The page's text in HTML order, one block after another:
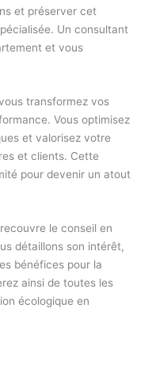
et préserver cet
Un consultant
et vous
transformez vos
Vous optimisez
et valorisez votre
et clients. Cette
pour devenir un atout
le conseil en
détaillons son intérêt,
bénéfices pour la
ainsi de toutes les
écologique en